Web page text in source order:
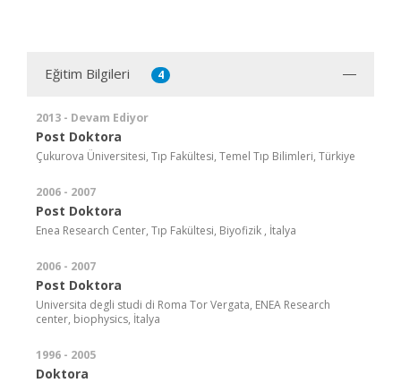
Eğitim Bilgileri 4
2013 - Devam Ediyor
Post Doktora
Çukurova Üniversitesi, Tıp Fakültesi, Temel Tıp Bilimleri, Türkiye
2006 - 2007
Post Doktora
Enea Research Center, Tıp Fakültesi, Biyofizik , İtalya
2006 - 2007
Post Doktora
Universita degli studi di Roma Tor Vergata, ENEA Research
center, biophysics, İtalya
1996 - 2005
Doktora